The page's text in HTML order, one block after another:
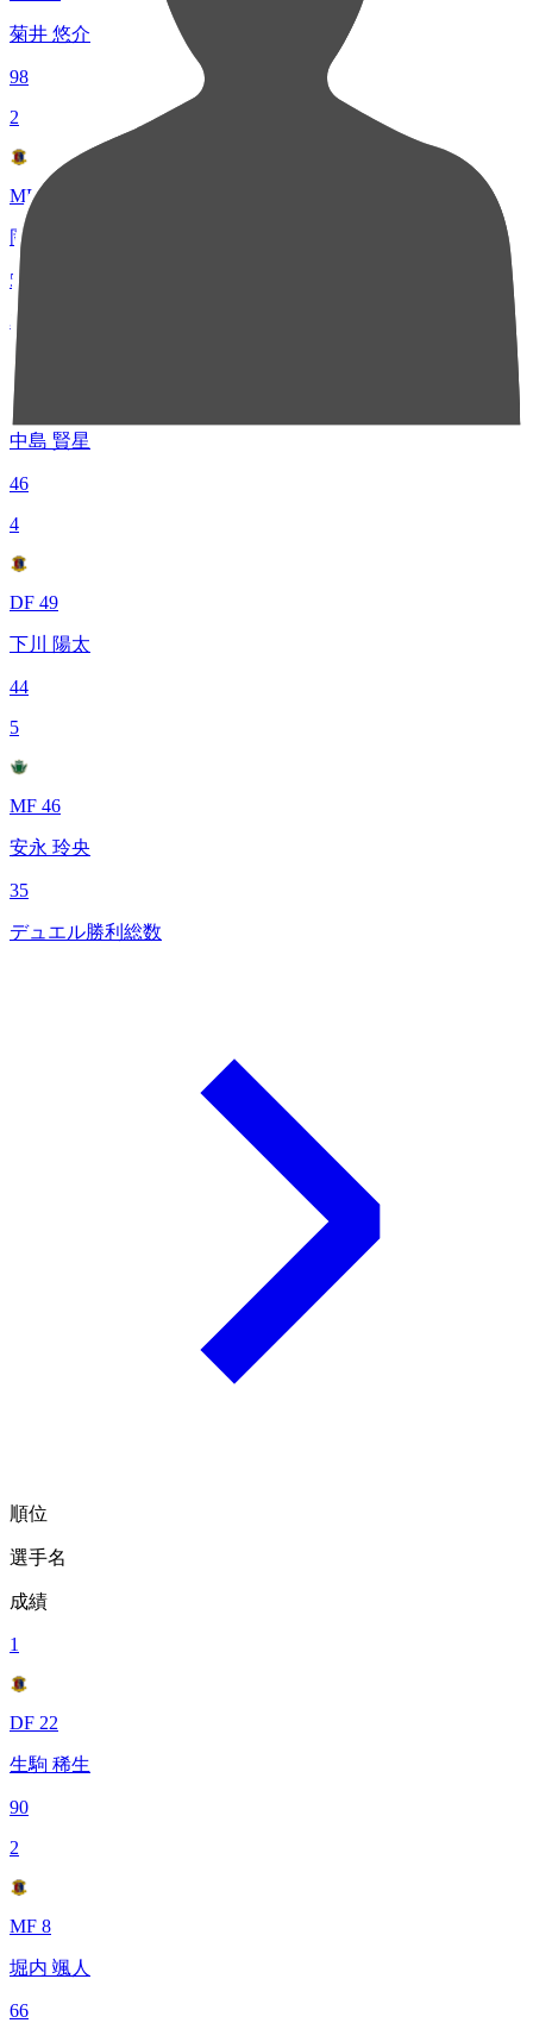
菊井 悠介
98
2
MF 31
岡田 優希
54
3
MF 14
中島 賢星
46
4
DF 49
下川 陽太
44
5
MF 46
安永 玲央
35
デュエル勝利総数
順位
選手名
成績
1
DF 22
生駒 稀生
90
2
MF 8
堀内 颯人
66